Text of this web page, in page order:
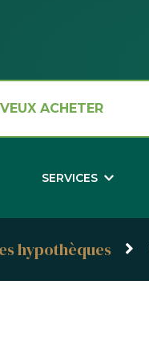
ACHETER
SERVICES
hypothèques